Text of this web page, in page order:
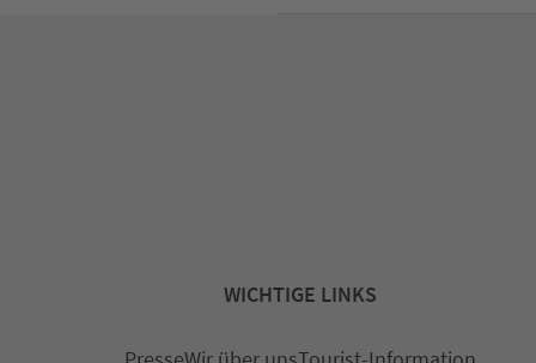
WICHTIGE LINKS